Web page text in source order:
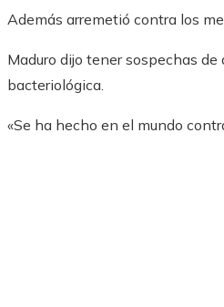
Además arremetió contra los
Maduro dijo tener sospechas
bacteriológica.
«Se ha hecho en el mundo